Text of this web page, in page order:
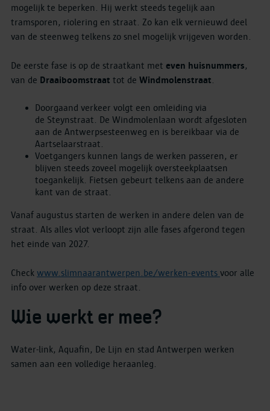
mogelijk te beperken. Hij werkt steeds tegelijk aan
tramsporen, riolering en straat. Zo kan elk vernieuwd deel
van de steenweg telkens zo snel mogelijk vrijgeven worden.
De eerste fase is op de straatkant met even huisnummers,
van de Draaiboomstraat tot de Windmolenstraat.
Doorgaand verkeer volgt een omleiding via
de Steynstraat. De Windmolenlaan wordt afgesloten
aan de Antwerpsesteenweg en is bereikbaar via de
Aartselaarstraat.
Voetgangers kunnen langs de werken passeren, er
blijven steeds zoveel mogelijk oversteekplaatsen
toegankelijk. Fietsen gebeurt telkens aan de andere
kant van de straat.
Vanaf augustus starten de werken in andere delen van de
straat. Als alles vlot verloopt zijn alle fases afgerond tegen
het einde van 2027.
Check www.slimnaarantwerpen.be/werken-events voor alle
info over werken op deze straat.
Wie werkt er mee?
Water-link, Aquafin, De Lijn en stad Antwerpen werken
samen aan een volledige heraanleg.